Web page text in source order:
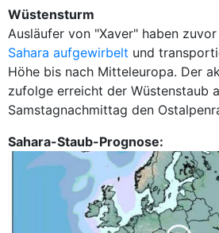
Wüstensturm
Ausläufer von "Xaver" haben zuvor
Sahara aufgewirbelt und
Höhe bis nach Mitteleuropa. Der
zufolge erreicht der Wüstenstaub
Samstagnachmittag den
Sahara-Staub-Prognose: